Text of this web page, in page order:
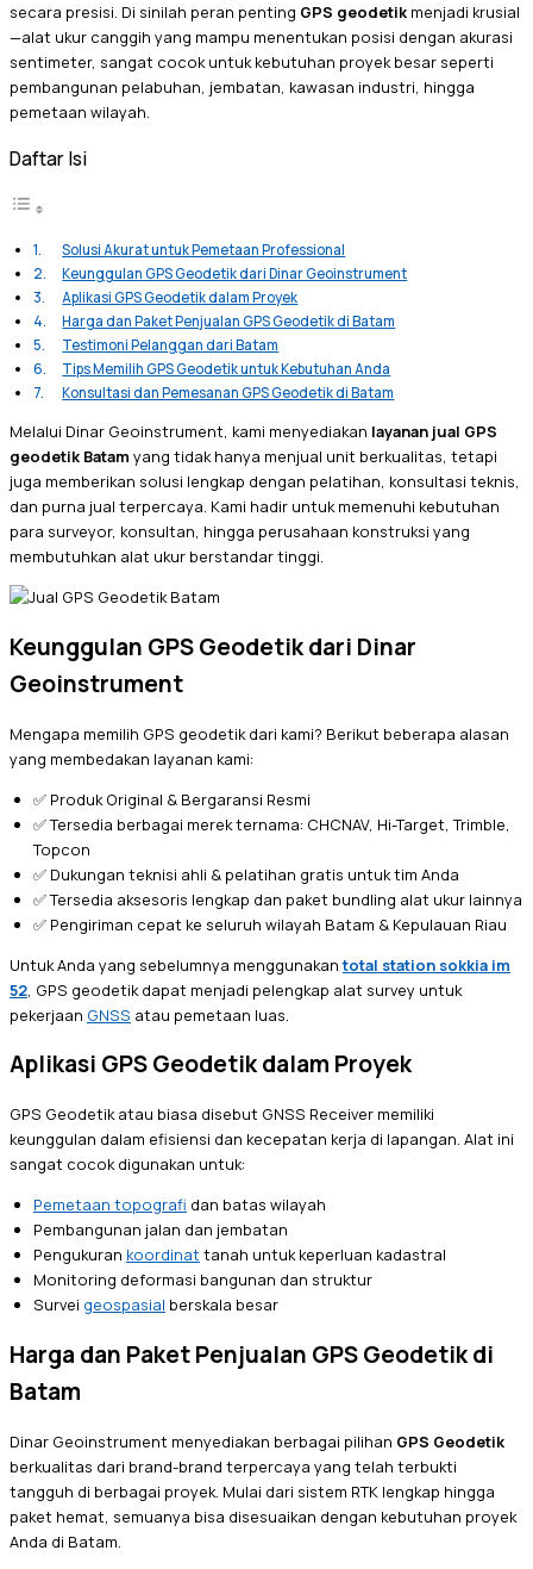
secara presisi. Di sinilah peran penting GPS geodetik menjadi krusial
—alat ukur canggih yang mampu menentukan posisi dengan akurasi
sentimeter, sangat cocok untuk kebutuhan proyek besar seperti
pembangunan pelabuhan, jembatan, kawasan industri, hingga
pemetaan wilayah.
Daftar Isi
Solusi Akurat untuk Pemetaan Professional
Keunggulan GPS Geodetik dari Dinar Geoinstrument
Aplikasi GPS Geodetik dalam Proyek
Harga dan Paket Penjualan GPS Geodetik di Batam
Testimoni Pelanggan dari Batam
Tips Memilih GPS Geodetik untuk Kebutuhan Anda
Konsultasi dan Pemesanan GPS Geodetik di Batam
Melalui Dinar Geoinstrument, kami menyediakan layanan jual GPS
geodetik Batam yang tidak hanya menjual unit berkualitas, tetapi
juga memberikan solusi lengkap dengan pelatihan, konsultasi teknis,
dan purna jual terpercaya. Kami hadir untuk memenuhi kebutuhan
para surveyor, konsultan, hingga perusahaan konstruksi yang
membutuhkan alat ukur berstandar tinggi.
Keunggulan GPS Geodetik dari Dinar
Geoinstrument
Mengapa memilih GPS geodetik dari kami? Berikut beberapa alasan
yang membedakan layanan kami:
✅ Produk Original & Bergaransi Resmi
✅ Tersedia berbagai merek ternama: CHCNAV, Hi-Target, Trimble,
Topcon
✅ Dukungan teknisi ahli & pelatihan gratis untuk tim Anda
✅ Tersedia aksesoris lengkap dan paket bundling alat ukur lainnya
✅ Pengiriman cepat ke seluruh wilayah Batam & Kepulauan Riau
Untuk Anda yang sebelumnya menggunakantotal station sokkia im
52 , GPS geodetik dapat menjadi pelengkap alat survey untuk
pekerjaan GNSS atau pemetaan luas.
Aplikasi GPS Geodetik dalam Proyek
GPS Geodetik atau biasa disebut GNSS Receiver memiliki
keunggulan dalam efisiensi dan kecepatan kerja di lapangan. Alat ini
sangat cocok digunakan untuk:
Pemetaan topografi dan batas wilayah
Pembangunan jalan dan jembatan
Pengukuran koordinattanah untuk keperluan kadastral
Monitoring deformasi bangunan dan struktur
Survei geospasial berskala besar
Harga dan Paket Penjualan GPS Geodetik di
Batam
Dinar Geoinstrument menyediakan berbagai pilihan GPS Geodetik
berkualitas dari brand-brand terpercaya yang telah terbukti
tangguh di berbagai proyek. Mulai dari sistem RTK lengkap hingga
paket hemat, semuanya bisa disesuaikan dengan kebutuhan proyek
Anda di Batam.